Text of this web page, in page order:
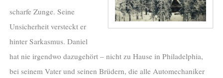
scharfe Zunge. Seine
Unsicherheit versteckt er
hinter Sarkasmus. Daniel
hat nie irgendwo dazugehört – nicht zu Hause in Philadelphia,
bei seinem Vater und seinen Brüdern, die alle Automechaniker